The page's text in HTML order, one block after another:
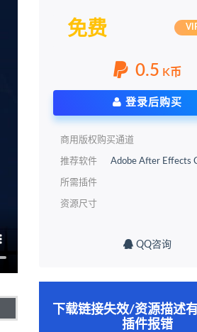
免费
0.5 K币
登录后购买
商用版权购买通道
推荐软件 Adobe After Effects
所需插件
资源尺寸
QQ咨询
下载链接失效/资源描述
插件报错